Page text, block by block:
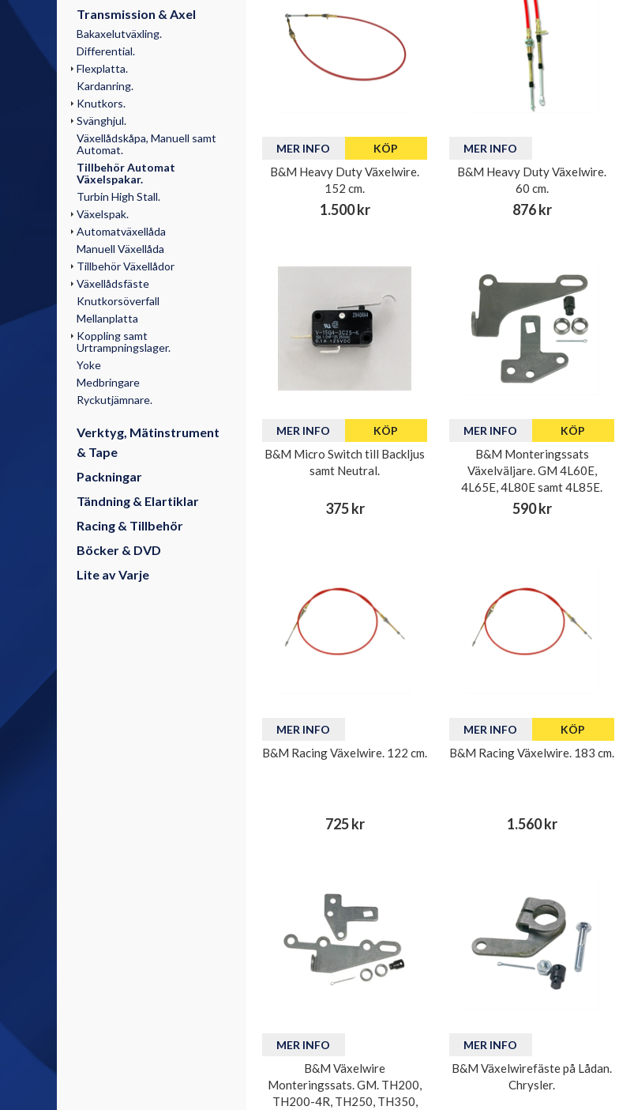
Transmission & Axel
Bakaxelutväxling.
Differential.
Flexplatta.
Kardanring.
Knutkors.
Svänghjul.
Växellådskåpa, Manuell samt
Automat.
Tillbehör Automat
Växelspakar.
Turbin High Stall.
Växelspak.
Automatväxellåda
Manuell Växellåda
Tillbehör Växellådor
Växellådsfäste
Knutkorsöverfall
Mellanplatta
Koppling samt
Urtrampningslager.
Yoke
Medbringare
Ryckutjämnare.
Verktyg, Mätinstrument
& Tape
Packningar
Tändning & Elartiklar
Racing & Tillbehör
Böcker & DVD
Lite av Varje
MER INFO KÖP
B&M Heavy Duty Växelwire.
152 cm.
1.500 kr
MER INFO
B&M Heavy Duty Växelwire.
60 cm.
876 kr
MER INFO KÖP
B&M Micro Switch till Backljus
samt Neutral.
375 kr
MER INFO KÖP
B&M Monteringssats
Växelväljare. GM 4L60E,
4L65E, 4L80E samt 4L85E.
590 kr
MER INFO
B&M Racing Växelwire. 122 cm.
725 kr
MER INFO KÖP
B&M Racing Växelwire. 183 cm.
1.560 kr
MER INFO
B&M Växelwire
Monteringssats. GM. TH200,
TH200-4R, TH250, TH350,
MER INFO
B&M Växelwirefäste på Lådan.
Chrysler.